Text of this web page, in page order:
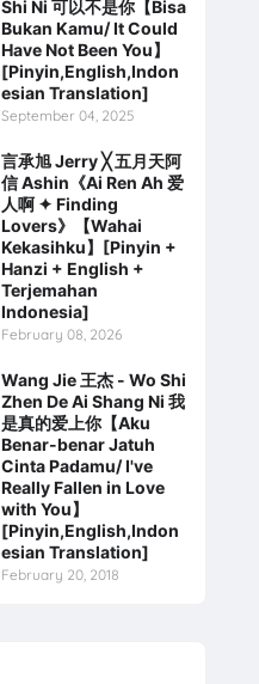
Shi Ni 可以不是你【Bisa
Bukan Kamu/ It Could
Have Not Been You】
[Pinyin,English,Indon
esian Translation]
September 04, 2025
言承旭 Jerry ╳ 五月天阿
信 Ashin《Ai Ren Ah 爱
人啊 ✦ Finding
Lovers》【Wahai
Kekasihku】[Pinyin +
Hanzi + English +
Terjemahan
Indonesia]
February 08, 2026
Wang Jie 王杰 - Wo Shi
Zhen De Ai Shang Ni 我
是真的爱上你【Aku
Benar-benar Jatuh
Cinta Padamu/ I've
Really Fallen in Love
with You】
[Pinyin,English,Indon
esian Translation]
February 20, 2018